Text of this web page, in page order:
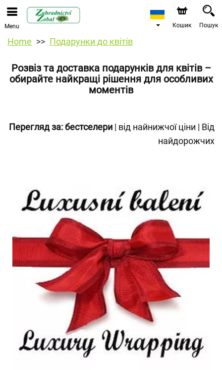
Menu Кошик Пошук
Home Подарунки до квітів
Розвіз та доставка подарунків для квітів –
обирайте найкращі рішення для особливих
моментів
Перегляд за:бестселери | від найнижчої ціни | Від
найдорожчих